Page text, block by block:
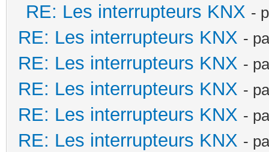
RE: Les interrupteurs KNX -
RE: Les interrupteurs KNX -
RE: Les interrupteurs KNX -
RE: Les interrupteurs KNX -
RE: Les interrupteurs KNX -
RE: Les interrupteurs KNX -